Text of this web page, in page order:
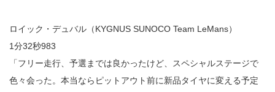
ロイック・デュバル（KYGNUS SUNOCO Team LeMans）
1分32秒983
「フリー走行、予選までは良かったけど、スペシャルステージで
色々会った。本当ならピットアウト前に新品タイヤに変える予定